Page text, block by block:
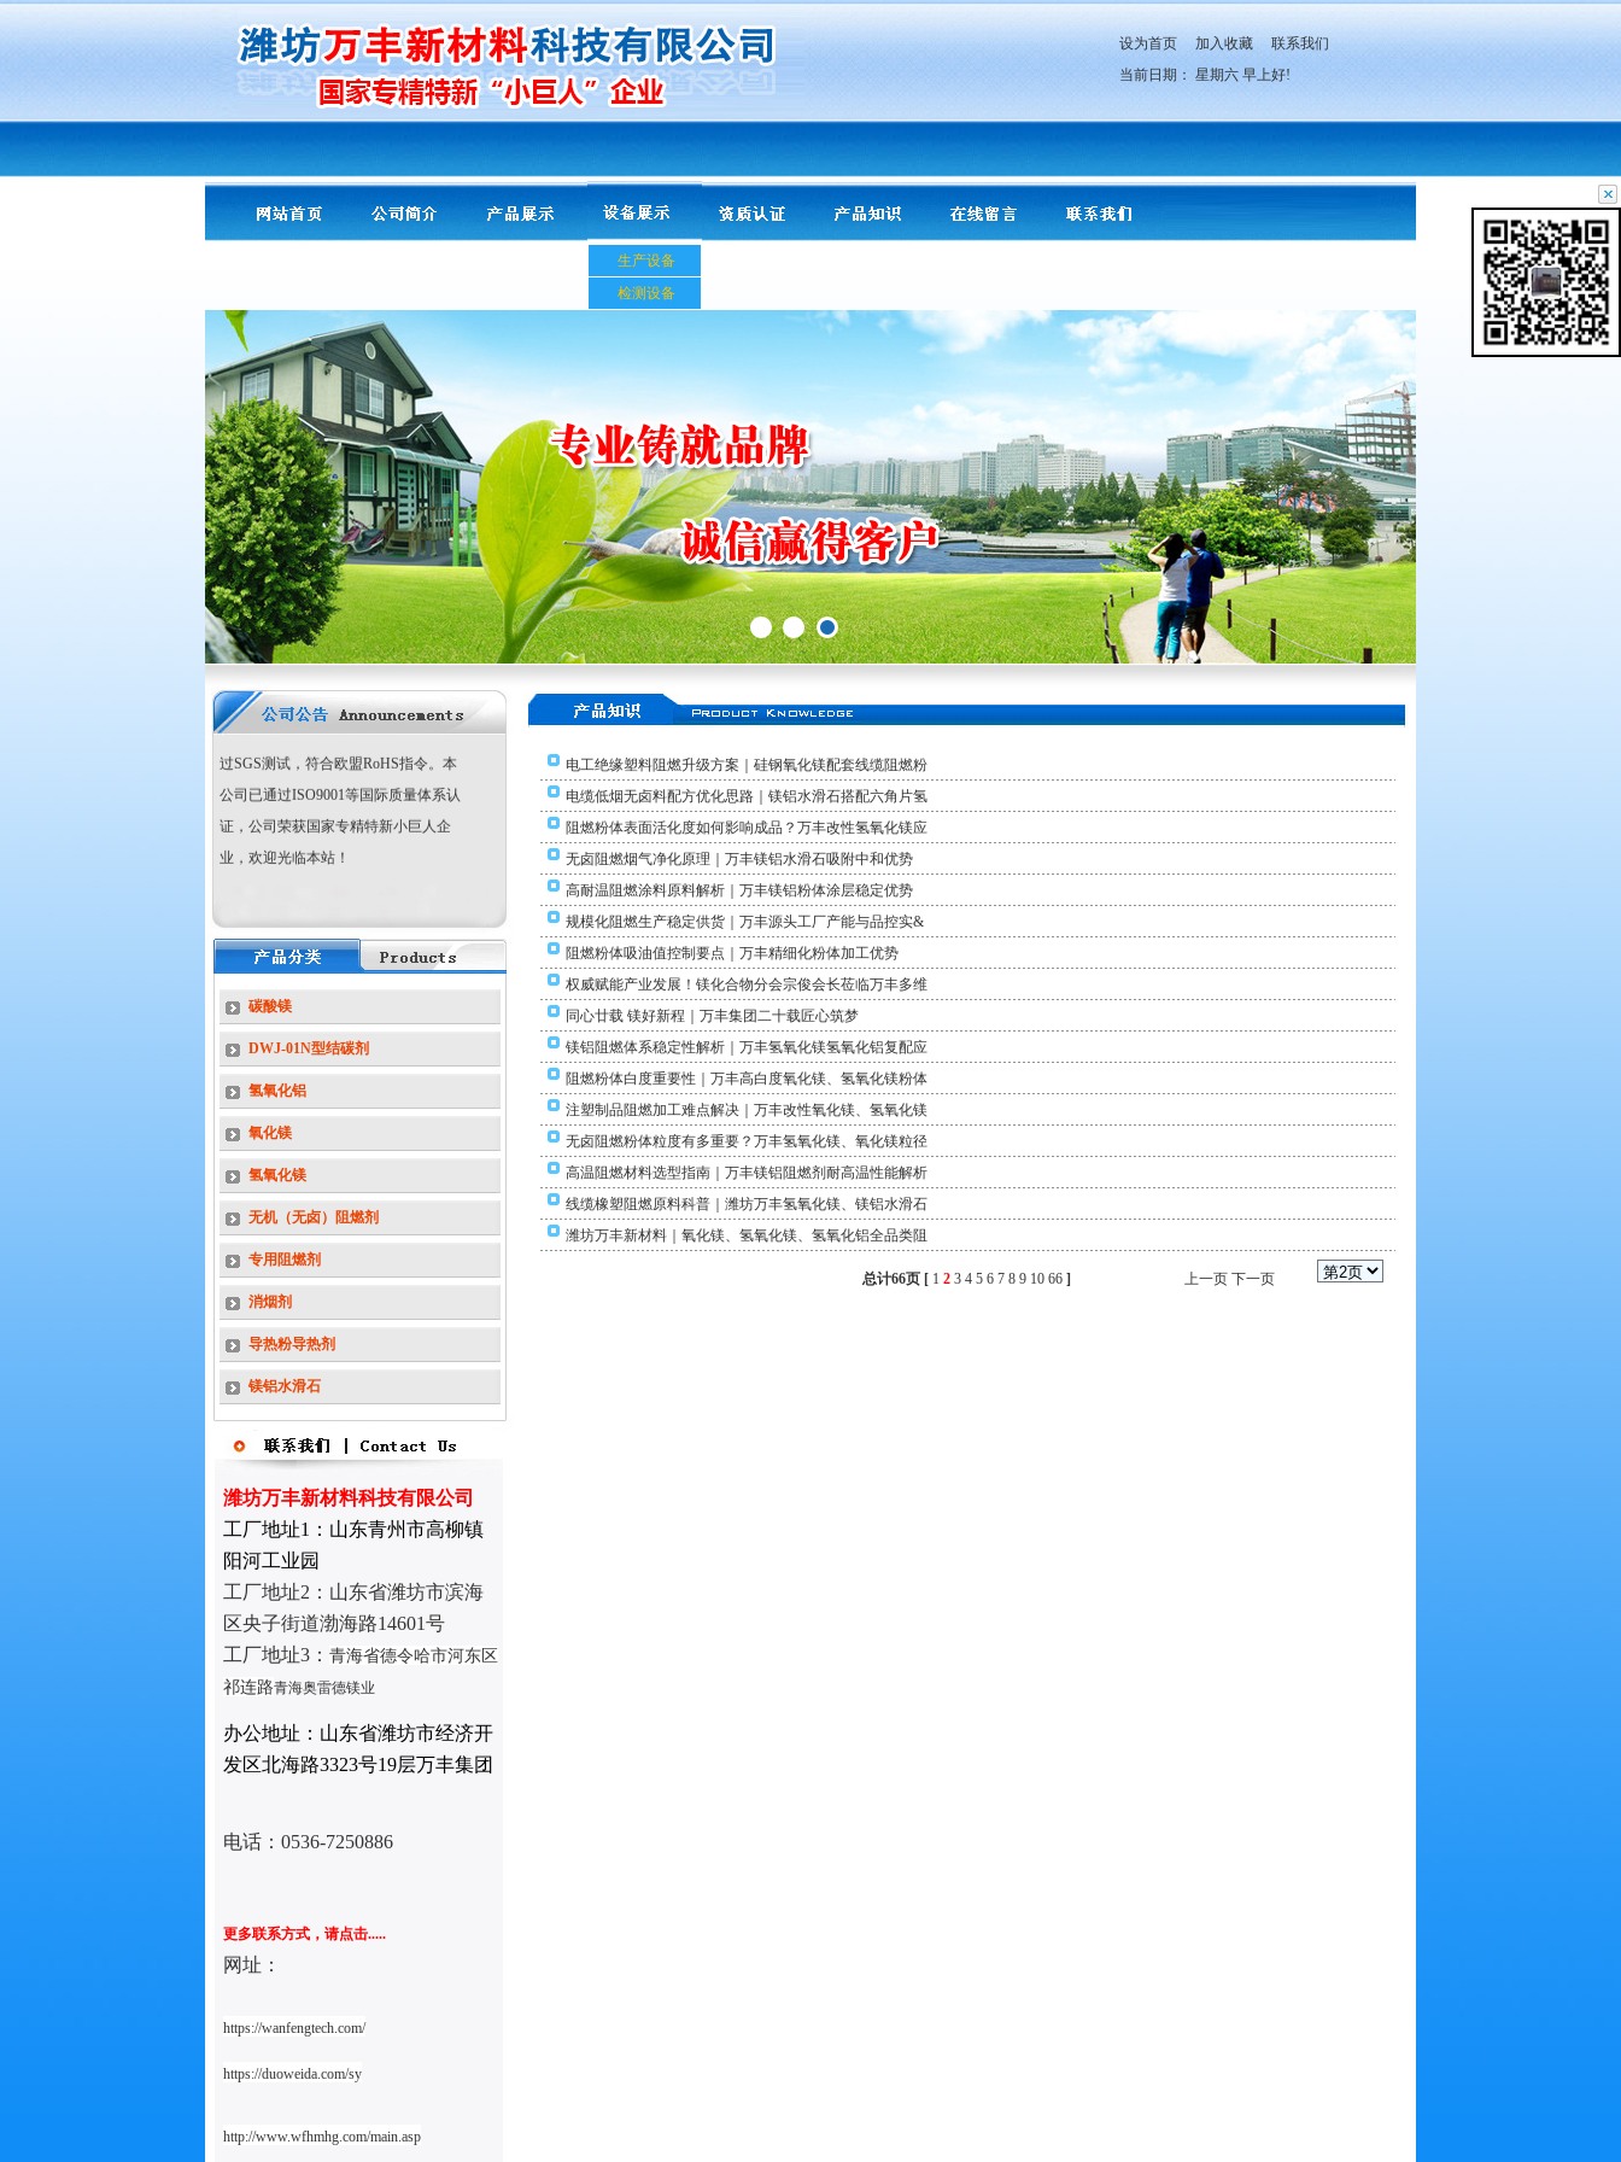
设为首页 加入收藏
联系我们
当前日期： 星期六 早上好!
生产设备
检测设备
友情提示：PA专用导热剂导热粉
改性氢氧化镁阻燃剂 超细、高纯氢氧化
镁阻燃剂、氧化镁、 活性 氢氧化铝阻燃
剂超细活性硼酸锌阻燃剂 环保型三氧
化二锑
阻燃剂 无机复合阻燃剂、木
剂-------为我公司主打产品，产品均已通
公司已通过ISO9001等国际质量体系认
证，公司荣获国家专精特新小巨人企
业，欢迎光临本站！
人”企业
碳酸镁
DWJ-01N型结碳剂
氢氧化铝
氧化镁
氢氧化镁
无机（无卤）阻燃剂
专用阻燃剂
消烟剂
导热粉导热剂
镁铝水滑石
潍坊万丰新材料科技有限公司
工厂地址1：山东青州市高柳镇
阳河工业园
工厂地址2： 山东省潍坊市滨海
区央子街道渤海路14601号
工厂地址3： 青海省德令哈市河东区
祁连路青海奥雷德镁业
办公地址：山东省潍坊市经济开
发区北海路3323号19层万丰集团
电话： 0536-7250886
更多联系方式，请点击.....
网址：
https://wanfengtech.com/
https://duoweida.com/sy
http://www.wfhmhg.com/main.asp
电工绝缘塑料阻燃升级方案｜硅钢氧化镁配套线缆阻燃粉
电缆低烟无卤料配方优化思路｜镁铝水滑石搭配六角片氢
阻燃粉体表面活化度如何影响成品？万丰改性氢氧化镁应
无卤阻燃烟气净化原理｜万丰镁铝水滑石吸附中和优势
高耐温阻燃涂料原料解析｜万丰镁铝粉体涂层稳定优势
规模化阻燃生产稳定供货｜万丰源头工厂产能与品控实&
阻燃粉体吸油值控制要点｜万丰精细化粉体加工优势
权威赋能产业发展！镁化合物分会宗俊会长莅临万丰多维
同心廿载 镁好新程｜万丰集团二十载匠心筑梦
镁铝阻燃体系稳定性解析｜万丰氢氧化镁氢氧化铝复配应
阻燃粉体白度重要性｜万丰高白度氧化镁、氢氧化镁粉体
注塑制品阻燃加工难点解决｜万丰改性氧化镁、氢氧化镁
无卤阻燃粉体粒度有多重要？万丰氢氧化镁、氧化镁粒径
高温阻燃材料选型指南｜万丰镁铝阻燃剂耐高温性能解析
线缆橡塑阻燃原料科普｜潍坊万丰氢氧化镁、镁铝水滑石
潍坊万丰新材料｜氧化镁、氢氧化镁、氢氧化铝全品类阻
总计66页 [ 1 2 3 4 5 6 7 8 9 10 66 ] 上一页 下一页